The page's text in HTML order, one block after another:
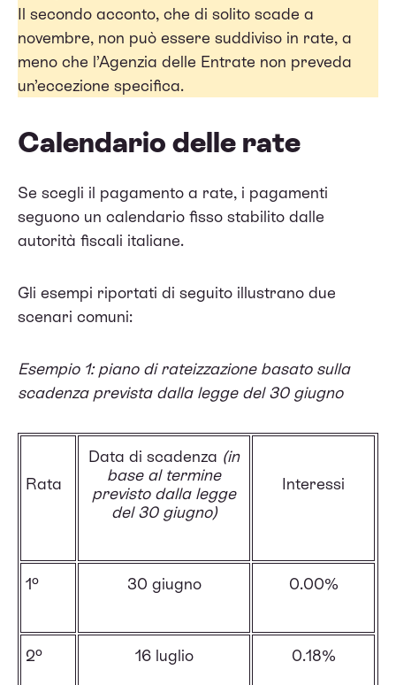
Il secondo acconto, che di solito scade a
novembre, non può essere suddiviso in rate, a
meno che l’Agenzia delle Entrate non preveda
un’eccezione specifica.
Calendario delle rate
Se scegli il pagamento a rate, i pagamenti
seguono un calendario fisso stabilito dalle
autorità fiscali italiane.
Gli esempi riportati di seguito illustrano due
scenari comuni:
Esempio 1: piano di rateizzazione basato sulla
scadenza prevista dalla legge del 30 giugno
Rata
Data di scadenza (in
base al termine
previsto dalla legge
del 30 giugno)
Interessi
1º 30 giugno 0.00%
2º 16 luglio 0.18%